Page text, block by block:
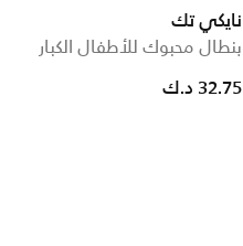
نايكي تك
بنطال محبوك للأطفال الكبار
32.75 د.ك